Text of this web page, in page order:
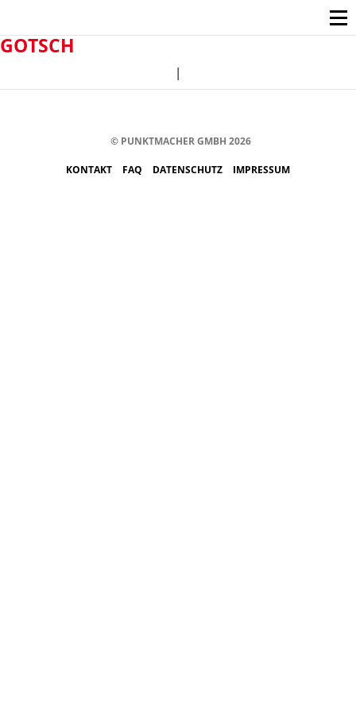
GOTSCH
|
© PUNKTMACHER GMBH 2026
KONTAKT FAQ DATENSCHUTZ IMPRESSUM